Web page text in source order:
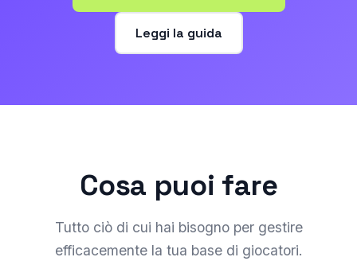
Leggi la guida
Cosa puoi fare
Tutto ciò di cui hai bisogno per gestire
efficacemente la tua base di giocatori.